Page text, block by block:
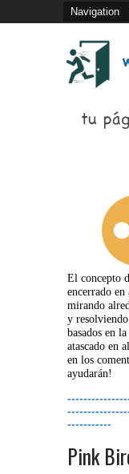
El concepto
encerrado
mirando
y
basados en la
atascado en
en los
ayudarán!
-----------
Pink